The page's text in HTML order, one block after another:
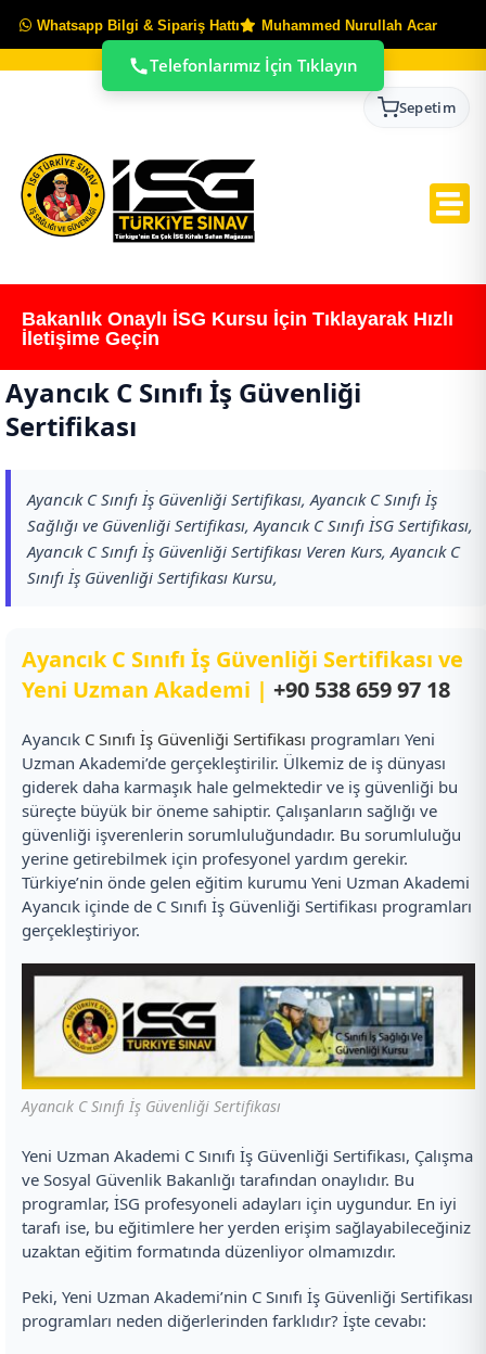
Whatsapp Bilgi & Sipariş Hattı Muhammed Nurullah Acar
Sepetim
Bakanlık Onaylı İSG Kursu İçin Tıklayarak Hızlı
İletişime Geçin
Ayancık C Sınıfı İş Güvenliği
Sertifikası
Ayancık C Sınıfı İş Güvenliği Sertifikası, Ayancık C Sınıfı İş
Sağlığı ve Güvenliği Sertifikası, Ayancık C Sınıfı İSG Sertifikası,
Ayancık C Sınıfı İş Güvenliği Sertifikası Veren Kurs, Ayancık C
Sınıfı İş Güvenliği Sertifikası Kursu,
Ayancık C Sınıfı İş Güvenliği Sertifikası ve
Yeni Uzman Akademi | +90 538 659 97 18
Ayancık C Sınıfı İş Güvenliği Sertifikası programları Yeni
Uzman Akademi’de gerçekleştirilir. Ülkemiz de iş dünyası
giderek daha karmaşık hale gelmektedir ve iş güvenliği bu
süreçte büyük bir öneme sahiptir. Çalışanların sağlığı ve
güvenliği işverenlerin sorumluluğundadır. Bu sorumluluğu
yerine getirebilmek için profesyonel yardım gerekir.
Türkiye’nin önde gelen eğitim kurumu Yeni Uzman Akademi
Ayancık içinde de C Sınıfı İş Güvenliği Sertifikası programları
gerçekleştiriyor.
Ayancık C Sınıfı İş Güvenliği Sertifikası
Yeni Uzman Akademi C Sınıfı İş Güvenliği Sertifikası, Çalışma
ve Sosyal Güvenlik Bakanlığı tarafından onaylıdır. Bu
programlar, İSG profesyoneli adayları için uygundur. En iyi
tarafı ise, bu eğitimlere her yerden erişim sağlayabileceğiniz
uzaktan eğitim formatında düzenliyor olmamızdır.
Peki, Yeni Uzman Akademi’nin C Sınıfı İş Güvenliği Sertifikası
programları neden diğerlerinden farklıdır? İşte cevabı:
Telefonlarımız İçin Tıklayın